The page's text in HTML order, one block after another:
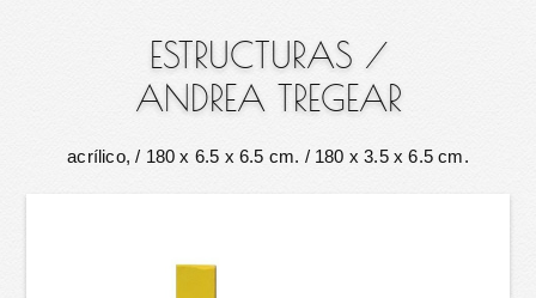
ESTRUCTURAS /
ANDREA TREGEAR
acrílico,/ 180 x 6.5 x 6.5 cm. / 180 x 3.5 x 6.5 cm.